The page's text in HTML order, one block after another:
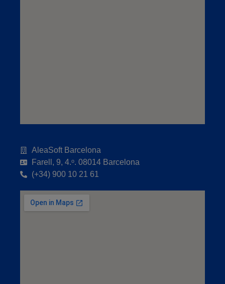
AleaSoft Barcelona
Farell, 9, 4.ᵒ. 08014 Barcelona
(+34) 900 10 21 61